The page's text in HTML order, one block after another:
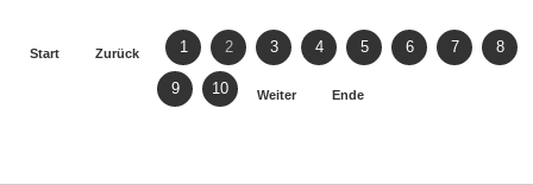
Start Zurück 1 2 3 4 5 6 7 8
9 10 Weiter Ende